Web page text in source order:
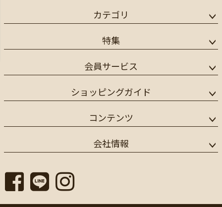
カテゴリ
特集
会員サービス
ショッピングガイド
コンテンツ
会社情報